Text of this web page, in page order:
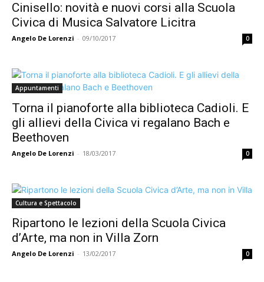
Cinisello: novità e nuovi corsi alla Scuola
Civica di Musica Salvatore Licitra
Angelo De Lorenzi - 09/10/2017 0
Appuntamenti
Torna il pianoforte alla biblioteca Cadioli. E
gli allievi della Civica vi regalano Bach e
Beethoven
Angelo De Lorenzi - 18/03/2017 0
Cultura e Spettacolo
Ripartono le lezioni della Scuola Civica
d’Arte, ma non in Villa Zorn
Angelo De Lorenzi - 13/02/2017 0